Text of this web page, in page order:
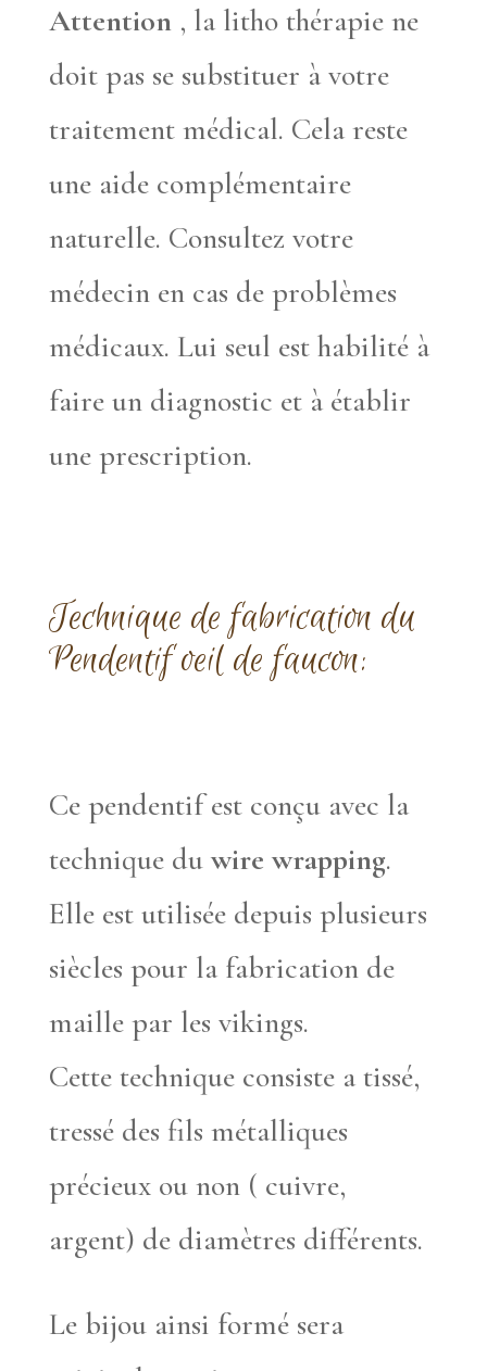
Attention, la litho thérapie ne
doit pas se substituer à votre
traitement médical. Cela reste
une aide complémentaire
naturelle. Consultez votre
médecin en cas de problèmes
médicaux. Lui seul est habilité à
faire un diagnostic et à établir
une prescription.
Technique de fabrication du
Pendentif oeil de faucon:
Ce pendentif est conçu avec la
technique duwire wrapping.
Elle est utilisée depuis plusieurs
siècles pour la fabrication de
maille par les vikings.
Cette technique consiste a tissé,
tressé des fils métalliques
précieux ou non ( cuivre,
argent) de diamètres différents.
Le bijou ainsi formé sera